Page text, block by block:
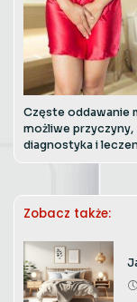
Częste oddawanie
możliwe przyczyny,
diagnostyka i
Zobacz także: